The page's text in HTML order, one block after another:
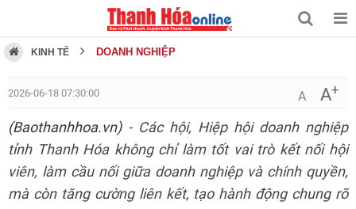
KINH TẾ DOANH NGHIỆP
2026-06-18 07:30:00 A A+
(Baothanhhoa.vn)- Các hội, Hiệp hội doanh nghiệp
tỉnh Thanh Hóa không chỉ làm tốt vai trò kết nối hội
viên, làm cầu nối giữa doanh nghiệp và chính quyền,
mà còn tăng cường liên kết, tạo hành động chung rõ